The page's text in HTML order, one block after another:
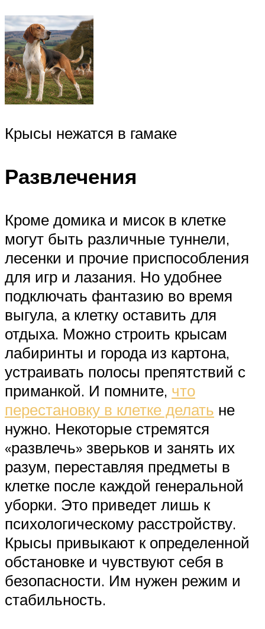
Крысы нежатся в гамаке
Развлечения
Кроме домика и мисок в клетке
могут быть различные туннели,
лесенки и прочие приспособления
для игр и лазания. Но удобнее
подключать фантазию во время
выгула, а клетку оставить для
отдыха. Можно строить крысам
лабиринты и города из картона,
устраивать полосы препятствий с
приманкой. И помните, что
перестановку в клетке делать не
нужно. Некоторые стремятся
«развлечь» зверьков и занять их
разум, переставляя предметы в
клетке после каждой генеральной
уборки. Это приведет лишь к
психологическому расстройству.
Крысы привыкают к определенной
обстановке и чувствуют себя в
безопасности. Им нужен режим и
стабильность.